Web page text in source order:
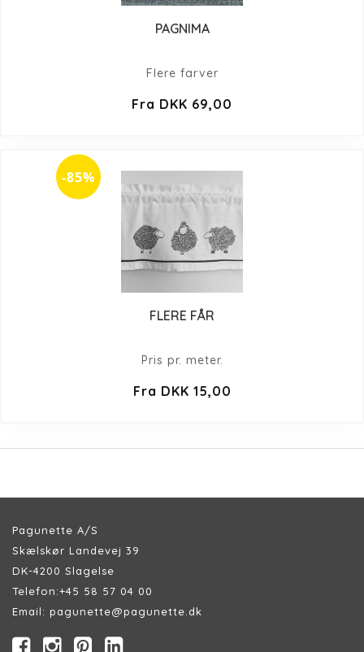
PAGNIMA
Flere farver
Fra DKK 69,00
-85%
FLERE FÅR
Pris pr. meter.
Fra DKK 15,00
Pagunette A/S
Skælskør Landevej 39
DK-4200 Slagelse
Telefon:+45 58 57 04 00
Email: pagunette@pagunette.dk